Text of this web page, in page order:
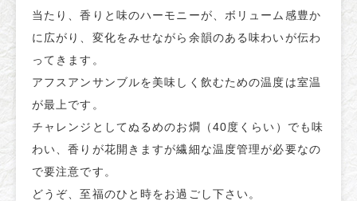
当たり、香りと味のハーモニーが、ボリューム感豊か
に広がり、変化をみせながら余韻のある味わいが伝わ
ってきます。
アフスアンサンブルを美味しく飲むための温度は室温
が最上です。
チャレンジとしてぬるめのお燗（40度くらい）でも味
わい、香りが花開きますが繊細な温度管理が必要なの
で要注意です。
どうぞ、至福のひと時をお過ごし下さい。